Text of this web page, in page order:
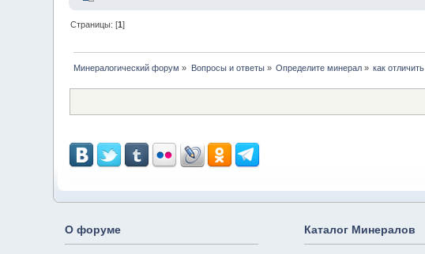
Страницы: [1]
Минералогический форум » Вопросы и ответы» Определите минерал » как отличить
О форуме Каталог Минералов